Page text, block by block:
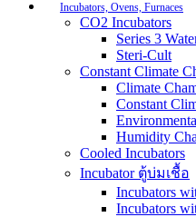
Incubators, Ovens, Furnaces
CO2 Incubators
Series 3
Steri-Cult
Constant Climate
Climate
Constant
Humidity
Cooled Incubators
Incubator ตู้บ่มเชื้อ
Incubators
Incubators